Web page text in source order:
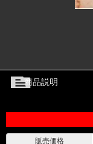
商品説明
販売価格